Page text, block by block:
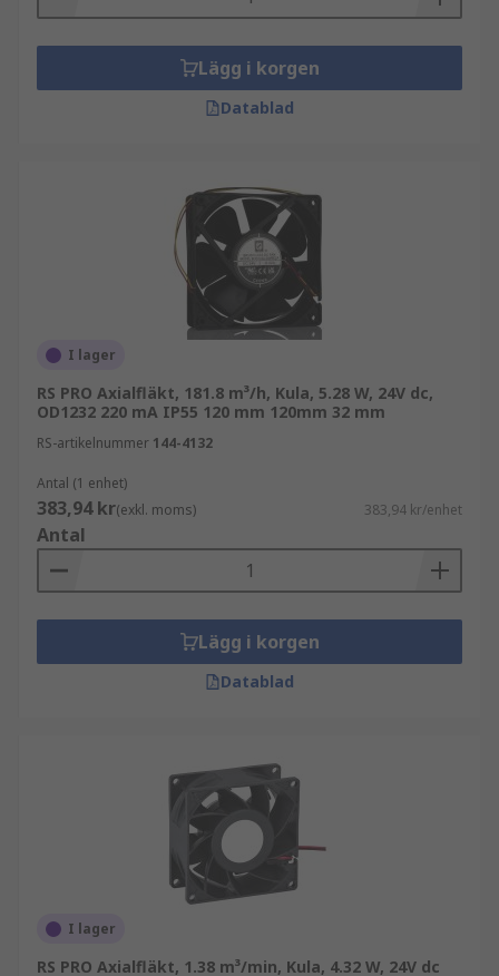
Lägg i korgen
Datablad
I lager
RS PRO Axialfläkt, 181.8 m³/h, Kula, 5.28 W, 24V dc,
OD1232 220 mA IP55 120 mm 120mm 32 mm
RS-artikelnummer 144-4132
Antal (1 enhet)
383,94 kr(exkl. moms) 383,94 kr/enhet
Antal
Lägg i korgen
Datablad
I lager
RS PRO Axialfläkt, 1.38 m³/min, Kula, 4.32 W, 24V dc